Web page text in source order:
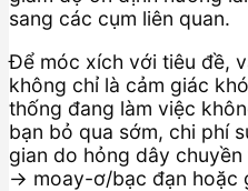
sang các cụm liên quan.
Để móc xích với tiêu đề,
không chỉ là cảm giác
thống đang làm việc
bạn bỏ qua sớm, chi phí
gian do hỏng dây
→ moay-ơ/bạc đạn hoặc